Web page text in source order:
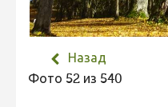
Фотоконкурс 2020
Видео 2020
Фотоконкурс 2019
Назад
Фото 52 из 540